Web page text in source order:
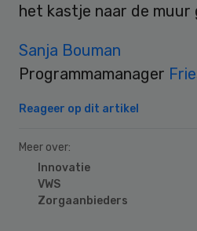
het kastje naar de muur
Sanja Bouman
Programmamanager
Reageer op dit artikel
Meer over:
Innovatie
VWS
Zorgaanbieders